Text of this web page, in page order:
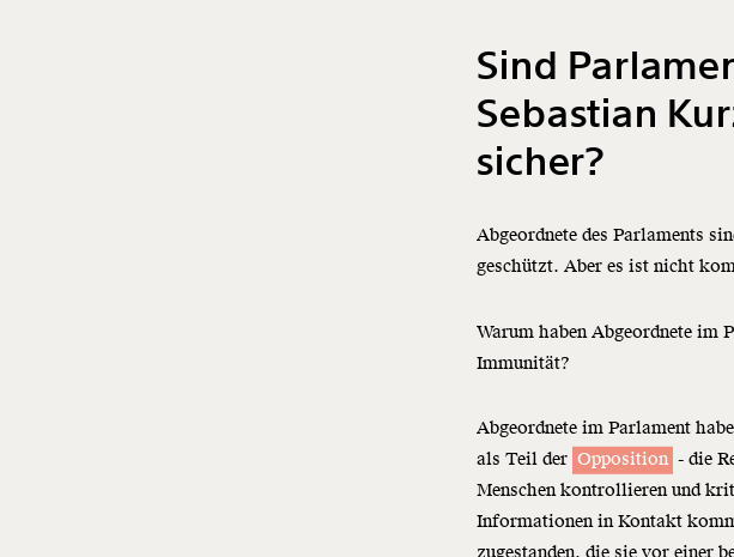
Sind
Sebastian
sicher?
Abgeordnete des Parlaments
geschützt. Aber es ist nicht
Warum haben Abgeordnete im
Immunität?
Abgeordnete im Parlament
als Teil der Opposition - die
Menschen kontrollieren und
Informationen in Kontakt